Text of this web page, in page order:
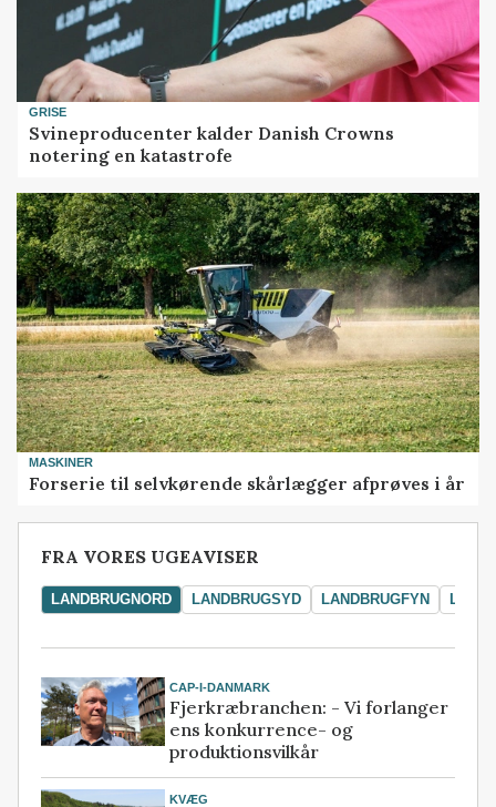
GRISE
Svineproducenter kalder Danish Crowns
notering en katastrofe
MASKINER
Forserie til selvkørende skårlægger afprøves i år
FRA VORES UGEAVISER
LANDBRUGNORD LANDBRUGSYD LANDBRUGFYN
CAP-I-DANMARK
Fjerkræbranchen: - Vi forlanger
ens konkurrence- og
produktionsvilkår
KVÆG